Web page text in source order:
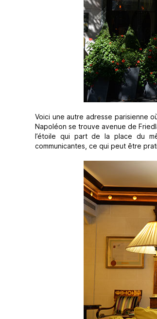
Voici une autre adresse parisienne
Napoléon se trouve avenue de
l’étoile qui part de la place du
communicantes, ce qui peut être